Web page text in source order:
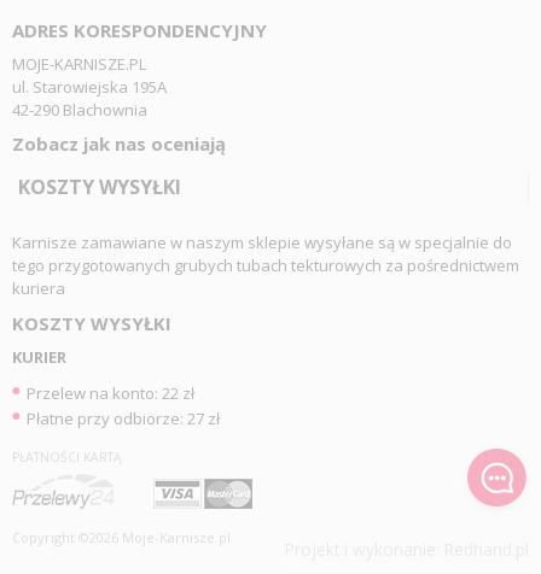
ADRES KORESPONDENCYJNY
MOJE-KARNISZE.PL
ul. Starowiejska 195A
42-290 Blachownia
Zobacz jak nas oceniają
KOSZTY WYSYŁKI
Karnisze zamawiane w naszym sklepie wysyłane są w specjalnie do
tego przygotowanych grubych tubach tekturowych za pośrednictwem
kuriera
KOSZTY WYSYŁKI
KURIER
Przelew na konto: 22 zł
Płatne przy odbiorze: 27 zł
PŁATNOŚCI KARTĄ
Copyright ©2026 Moje-Karnisze.pl